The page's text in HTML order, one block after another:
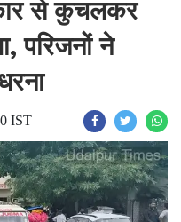
से कुचलकर
परिजनों ने
IST